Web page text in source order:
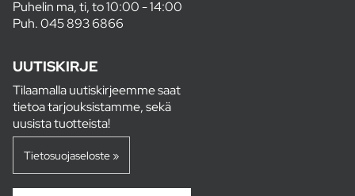
Puhelin ma, ti, to 10:00 - 14:00
Puh.045 893 6866
UUTISKIRJE
Tilaamalla uutiskirjeemme saat
tietoa tarjouksistamme, sekä
uusista tuotteista!
Tietosuojaseloste »